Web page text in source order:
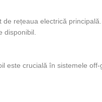
rețeaua electrică
disponibil.
este crucială în sistemele